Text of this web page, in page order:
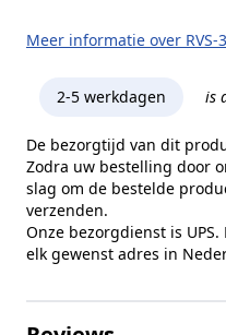
Glasdikte
Merk
Meer informatie over RVS-
2-5 werkdagen is
De bezorgtijd van dit
Zodra uw bestelling door
slag om de bestelde
verzenden.
Onze bezorgdienst is
elk gewenst adres in